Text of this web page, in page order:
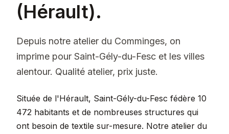
(Hérault).
Depuis notre atelier du Comminges, on
imprime pour Saint-Gély-du-Fesc et les villes
alentour. Qualité atelier, prix juste.
Située de l'Hérault, Saint-Gély-du-Fesc fédère 10
472 habitants et de nombreuses structures qui
ont besoin de textile sur-mesure. Notre atelier du